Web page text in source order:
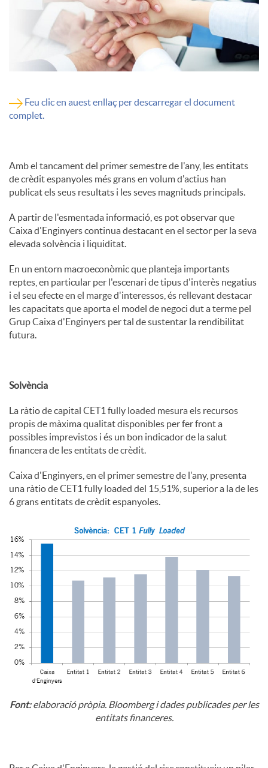
Feu clic en auest enllaç per descarregar el document
complet.
Amb el tancament del primer semestre de l'any, les entitats
de crèdit espanyoles més grans en volum d'actius han
publicat els seus resultats i les seves magnituds principals.
A partir de l'esmentada informació, es pot observar que
Caixa d'Enginyers continua destacant en el sector per la seva
elevada solvència i liquiditat.
En un entorn macroeconòmic que planteja importants
reptes, en particular per l'escenari de tipus d'interès negatius
i el seu efecte en el marge d'interessos, és rellevant destacar
les capacitats que aporta el model de negoci dut a terme pel
Grup Caixa d'Enginyers per tal de sustentar la rendibilitat
futura.
Solvència
La ràtio de capital CET1 fully loaded mesura els recursos
propis de màxima qualitat disponibles per fer front a
possibles imprevistos i és un bon indicador de la salut
financera de les entitats de crèdit.
Caixa d'Enginyers, en el primer semestre de l'any, presenta
una ràtio de CET1 fully loaded del 15,51%, superior a la de les
6 grans entitats de crèdit espanyoles.
Font:elaboració pròpia. Bloomberg i dades publicades per les
entitats financeres.